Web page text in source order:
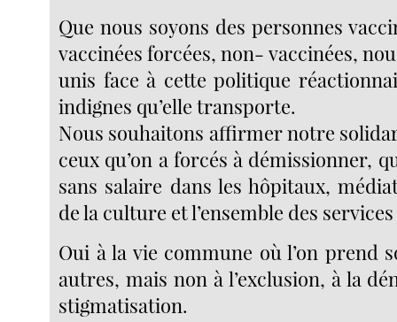
Que nous soyons des personnes
vaccinées forcées, non- vaccinées,
unis face à cette politique
indignes qu’elle transporte.
Nous souhaitons affirmer notre
ceux qu’on a forcés à démissionner,
sans salaire dans les hôpitaux,
de la culture et l’ensemble des
Oui à la vie commune où l’on prend
autres, mais non à l’exclusion, à la
stigmatisation.